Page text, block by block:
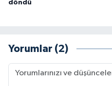
döndü
Yorumlar (2)